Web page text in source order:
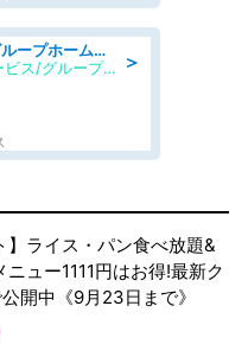
＞
介護職員/残業ほぼなし/グループホームの介護職/シフト相談可
株式会社シリウスケアサービス/グループホーム シリウス奥州
】ライス・パン食べ放題&
ュー1111円はお得!最新ク
開中《9月23日まで》